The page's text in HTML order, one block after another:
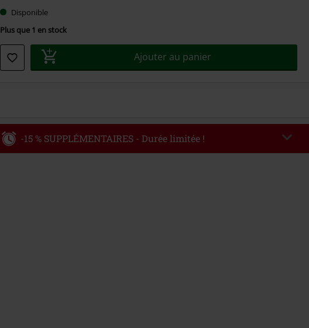
Choisissez
votre
taille
Disponible
Plus que 1 en stock
Ajouter au panier
-15 % SUPPLÉMENTAIRES - Durée limitée !